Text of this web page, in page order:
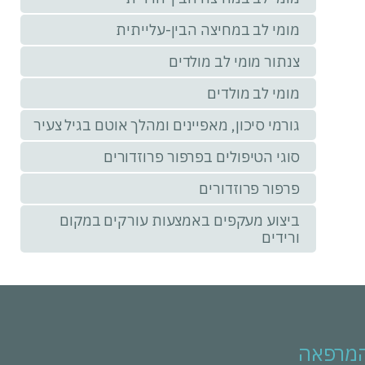
מומי לב במחיצה הבין-עלייתית
צנתור מומי לב מולדים
מומי לב מולדים
גורמי סיכון, מאפיינים ומהלך אוטם בגיל צעיר
סוגי הטיפולים בפרפור פרוזדורים
פרפור פרוזדורים
ביצוע מעקפים באמצעות עורקים במקום
ורידים